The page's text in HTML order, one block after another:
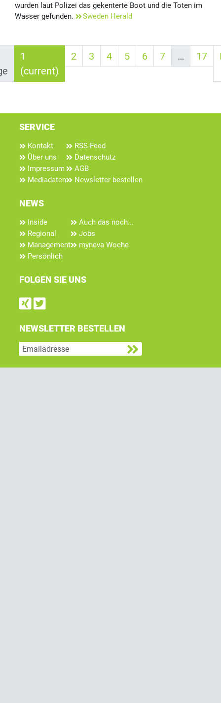
wurden laut Polizei das gekenterte Boot und die Toten im
Wasser gefunden.
Sweden Herald
1
(current)
2 3 4 5 6 7 … 17
SERVICE
Kontakt
Über uns
Impressum
Mediadaten
RSS-Feed
Datenschutz
AGB
Newsletter bestellen
NEWS
Inside
Regional
Management
Persönlich
Auch das noch...
Jobs
myneva Woche
FOLGEN SIE UNS
Find us on Xing
Follow us on Twitter
NEWSLETTER BESTELLEN